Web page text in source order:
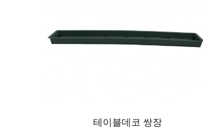
테이블데코 쌍장